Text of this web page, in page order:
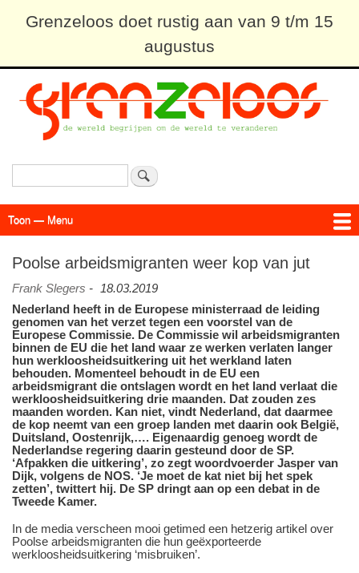
en
naar
inhoud
gaan
Grenzeloos doet rustig aan van 9 t/m 15
augustus
Zoeken
Menu
Toon — Menu
Poolse arbeidsmigranten weer kop van jut
Frank Slegers - 18.03.2019
Nederland heeft in de Europese ministerraad de leiding
genomen van het verzet tegen een voorstel van de
Europese Commissie. De Commissie wil arbeidsmigranten
binnen de EU die het land waar ze werken verlaten langer
hun werkloosheidsuitkering uit het werkland laten
behouden. Momenteel behoudt in de EU een
arbeidsmigrant die ontslagen wordt en het land verlaat die
werkloosheidsuitkering drie maanden. Dat zouden zes
maanden worden. Kan niet, vindt Nederland, dat daarmee
de kop neemt van een groep landen met daarin ook België,
Duitsland, Oostenrijk,…. Eigenaardig genoeg wordt de
Nederlandse regering daarin gesteund door de SP.
‘Afpakken die uitkering’, zo zegt woordvoerder Jasper van
Dijk, volgens de NOS. ‘Je moet de kat niet bij het spek
zetten’, twittert hij. De SP dringt aan op een debat in de
Tweede Kamer.
In de media verscheen mooi getimed een hetzerig artikel over
Poolse arbeidsmigranten die hun geëxporteerde
werkloosheidsuitkering ‘misbruiken’.